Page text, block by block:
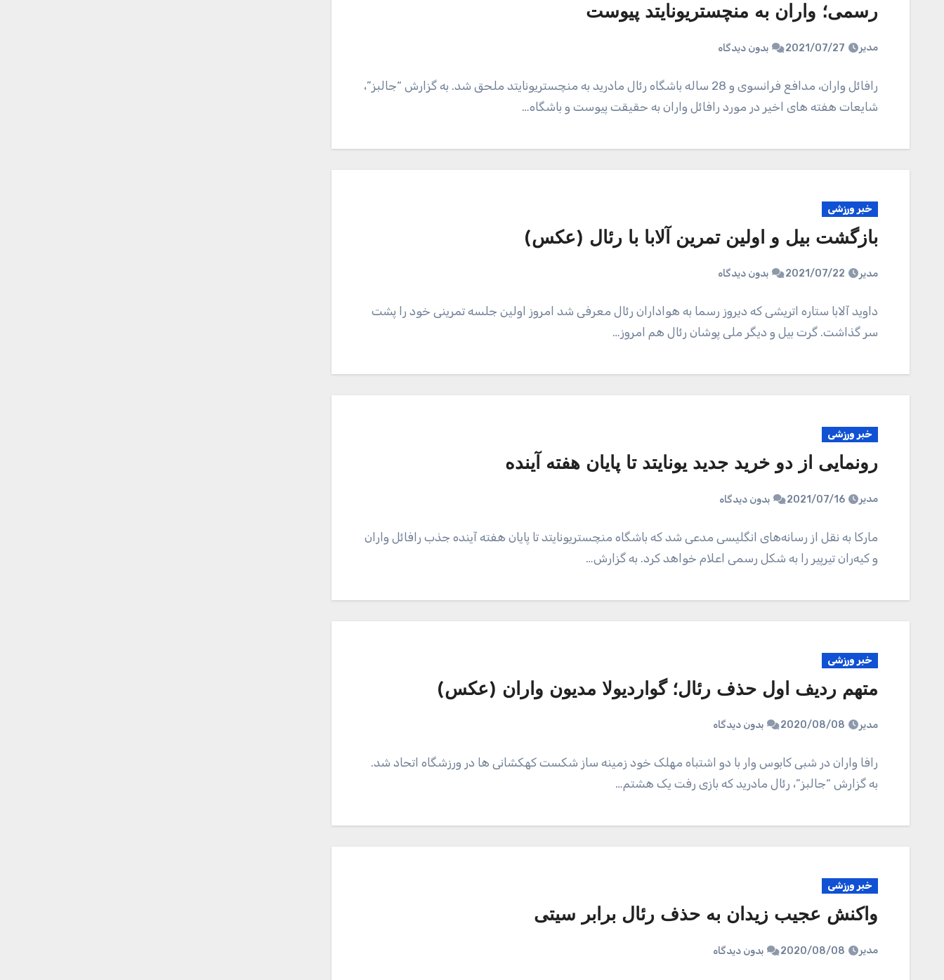
رسمی؛ واران به منچستریونایتد پیوست
مدیر 2021/07/27 بدون دیدگاه
رافائل واران، مدافع فرانسوی و 28 ساله باشگاه رئال مادرید به منچستریونایتد ملحق شد. به گزارش “جالبز”،
شایعات هفته های اخیر در مورد رافائل واران به حقیقت پیوست و باشگاه…
خبر ورزشی
بازگشت بیل و اولین تمرین آلابا با رئال (عکس)
مدیر 2021/07/22 بدون دیدگاه
داوید آلابا ستاره اتریشی که دیروز رسما به هواداران رئال معرفی شد امروز اولین جلسه تمرینی خود را پشت
سر گذاشت. گرت بیل و دیگر ملی پوشان رئال هم امروز…
خبر ورزشی
رونمایی از دو خرید جدید یونایتد تا پایان هفته آینده
مدیر 2021/07/16 بدون دیدگاه
مارکا به نقل از رسانه‌های انگلیسی مدعی شد که باشگاه منچستریونایتد تا پایان هفته آینده جذب رافائل واران
و کیه‌ران‌ تیرپیر را به شکل رسمی اعلام خواهد کرد. به گزارش…
خبر ورزشی
متهم ردیف اول حذف رئال؛ گواردیولا مدیون واران (عکس)
مدیر 2020/08/08 بدون دیدگاه
رافا واران در شبی کابوس وار با دو اشتباه مهلک خود زمینه ساز شکست کهکشانی ها در ورزشگاه اتحاد شد.
به گزارش “جالبز”، رئال مادرید که بازی رفت یک هشتم…
خبر ورزشی
واکنش عجیب زیدان به حذف رئال برابر سیتی
مدیر 2020/08/08 بدون دیدگاه